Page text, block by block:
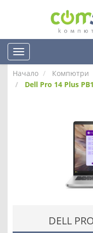
Начало Компютри
Dell Pro 14 Plus
DELL